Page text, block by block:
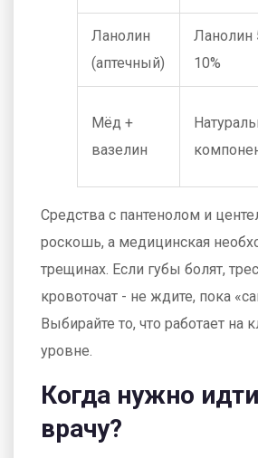
Ланолин
(аптечный)
Ланолин
10%
Мёд +
вазелин
Средства с пантенолом и
роскошь, а медицинская
трещинах. Если губы болят,
кровоточат - не ждите, пока
Выбирайте то, что работает на
уровне.
Когда нужно
врачу?